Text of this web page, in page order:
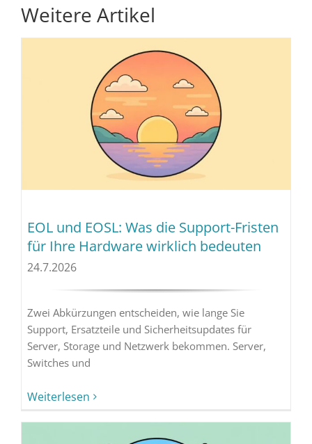
Weitere Artikel
EOL und EOSL: Was die Support-Fristen
für Ihre Hardware wirklich bedeuten
24.7.2026
Zwei Abkürzungen entscheiden, wie lange Sie
Support, Ersatzteile und Sicherheitsupdates für
Server, Storage und Netzwerk bekommen. Server,
Switches und
Weiterlesen